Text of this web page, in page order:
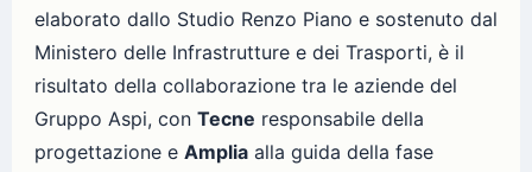
elaborato dallo Studio Renzo Piano e sostenuto dal
Ministero delle Infrastrutture e dei Trasporti, è il
risultato della collaborazione tra le aziende del
Gruppo Aspi, con Tecne responsabile della
progettazione e Amplia alla guida della fase